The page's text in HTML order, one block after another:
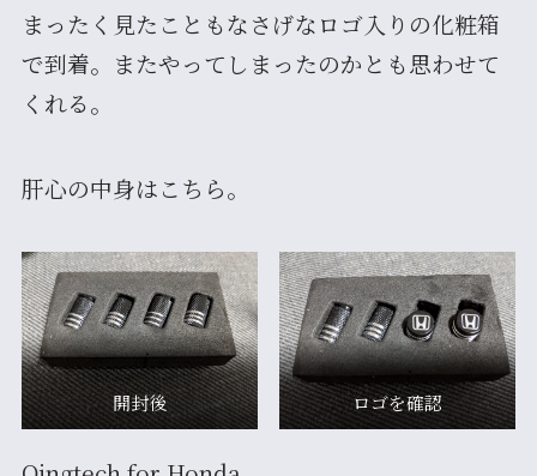
まったく見たこともなさげなロゴ入りの化粧箱
で到着。またやってしまったのかとも思わせて
くれる。
肝心の中身はこちら。
開封後 ロゴを確認